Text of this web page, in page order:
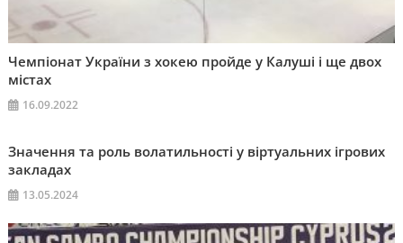
Чемпіонат України з хокею пройде у Калуші і ще двох
містах
16.09.2022
Значення та роль волатильності у віртуальних ігрових
закладах
13.05.2024